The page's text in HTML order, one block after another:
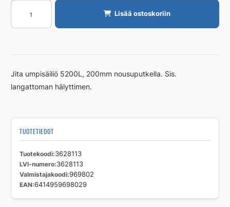
Umpisäiliö
SAKO
hälytin
määrä
Lisää ostoskoriin
Jita umpisäiliö 5200L, 200mm nousuputkella. Sis.
langattoman hälyttimen.
TUOTETIEDOT
Tuotekoodi 3628113
LVI-numero 3628113
Valmistajakoodi 969802
EAN 6414959698029